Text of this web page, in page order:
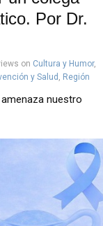
Por Dr.
on Cultura y Humor,
y Salud , Región
nuestro